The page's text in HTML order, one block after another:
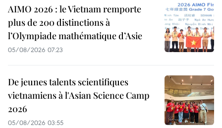
AIMO 2026 : le Vietnam remporte
plus de 200 distinctions à
l’Olympiade mathématique d’Asie
05/08/2026 07:23
De jeunes talents scientifiques
vietnamiens à l'Asian Science Camp
2026
05/08/2026 03:55